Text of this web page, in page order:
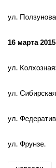
ул.
16 марта
ул. Колхозная;
ул.
ул.
ул. Фрунзе.